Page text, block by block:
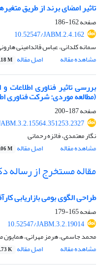
تاثیر امضای برند از طریق
صفحه162-186
10.52547/JABM.2.4.162
سمانه کلدانی، عباس قائدامینی
مشاهده مقاله
اصل مقاله M
بررسی تاثیر فناوری اطلاعات
(مطالعه موردی: شرکت فناوری
صفحه187-200
نگار معتمدی، فائزه رحمانی
مشاهده مقاله
اصل مقاله M
مقاله مستخرج از رساله
طراحی الگوی بومی بازاریابی
صفحه165-179
10.52547/JABM.3.2.19014
محمد جاسمی، هرمز مهرانی، همایون
مشاهده مقاله
اصل مقاله K